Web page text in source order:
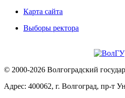
Карта сайта
Выборы ректора
© 2000-2026 Волгоградский
Адрес: 400062, г. Волгоград, пр-т